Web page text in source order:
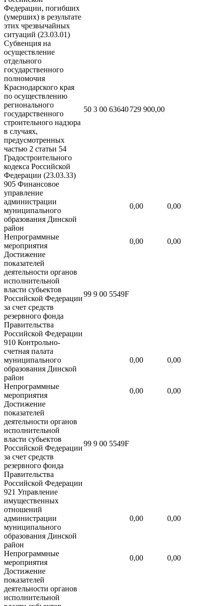
Федерации, погибших
(умерших) в результате
этих чрезвычайных
ситуаций (23.03.01)
Субвенция на
осуществление
отдельного
государственного
полномочия
Краснодарского края
по осуществлению
регионального
государственного
строительного надзора
в случаях,
предусмотренных
частью 2 статьи 54
Градостроительного
кодекса Российской
Федерации (23.03.33)
50 3 00 63640729 900,00
905 Финансовое
управление
администрации
муниципального
образования Динской
район
0,00 0,00
Непрограммные
мероприятия
0,00
0,00
Достижение
показателей
деятельности органов
исполнительной
власти субьектов
Российской Федерации
за счет средств
резервного фонда
Правительства
Российской Федерации
99 9 00 5549F
910 Контрольно-
счетная палата
муниципального
образования Динской
район
0,00 0,00
Непрограммные
мероприятия
0,00
0,00
Достижение
показателей
деятельности органов
исполнительной
власти субьектов
Российской Федерации
за счет средств
резервного фонда
Правительства
Российской Федерации
99 9 00 5549F
921 Управление
имущественных
отношений
администрации
муниципального
образования Динской
район
0,00 0,00
Непрограммные
мероприятия
0,00
0,00
Достижение
показателей
деятельности органов
исполнительной